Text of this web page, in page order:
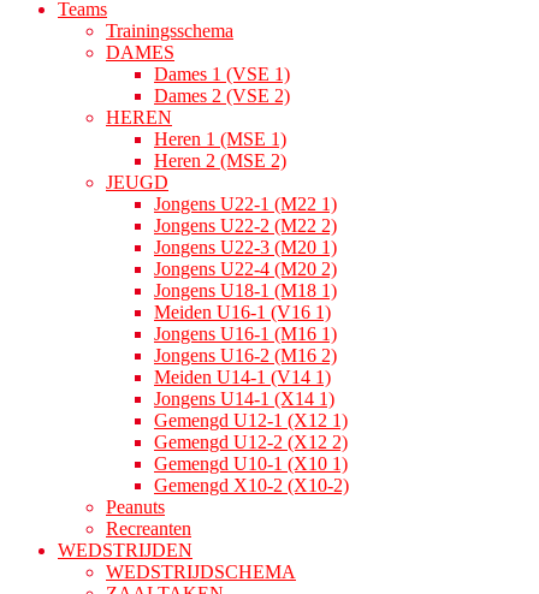
Teams
Trainingsschema
DAMES
Dames 1 (VSE 1)
Dames 2 (VSE 2)
HEREN
Heren 1 (MSE 1)
Heren 2 (MSE 2)
JEUGD
Jongens U22-1 (M22 1)
Jongens U22-2 (M22 2)
Jongens U22-3 (M20 1)
Jongens U22-4 (M20 2)
Jongens U18-1 (M18 1)
Meiden U16-1 (V16 1)
Jongens U16-1 (M16 1)
Jongens U16-2 (M16 2)
Meiden U14-1 (V14 1)
Jongens U14-1 (X14 1)
Gemengd U12-1 (X12 1)
Gemengd U12-2 (X12 2)
Gemengd U10-1 (X10 1)
Gemengd X10-2 (X10-2)
Peanuts
Recreanten
WEDSTRIJDEN
WEDSTRIJDSCHEMA